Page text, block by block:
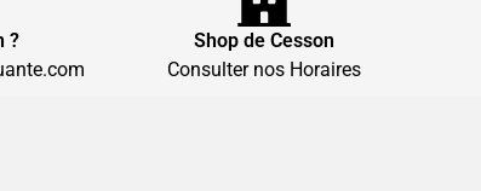
?
Shop de Cesson
Consulter nos Horaires